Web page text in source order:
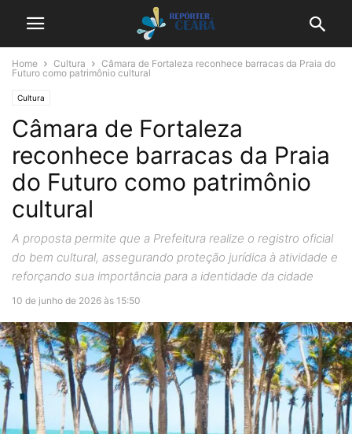
Home Cultura
Câmara de Fortaleza reconhece barracas da Praia do
Futuro como patrimônio cultural
Cultura
Câmara de Fortaleza
reconhece barracas da Praia
do Futuro como patrimônio
cultural
A proposta permite que a Prefeitura realize o registro oficial
do bem cultural, assegurando proteção jurídica à atividade e
reforçando sua importância para a identidade da cidade
10 de junho de 2026 às 15:50